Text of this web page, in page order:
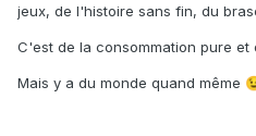
jeux, de l'histoire sans fin, du
C'est de la consommation pure et
Mais y a du monde quand même